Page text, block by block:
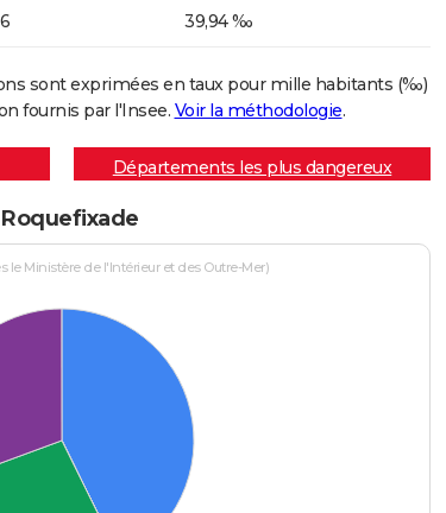
6 39,94 ‰
sont exprimées en taux pour mille habitants (‰)
fournis par l'Insee. Voir la méthodologie.
Départements les plus dangereux
le Ministère de l'Intérieur et des Outre-Mer)